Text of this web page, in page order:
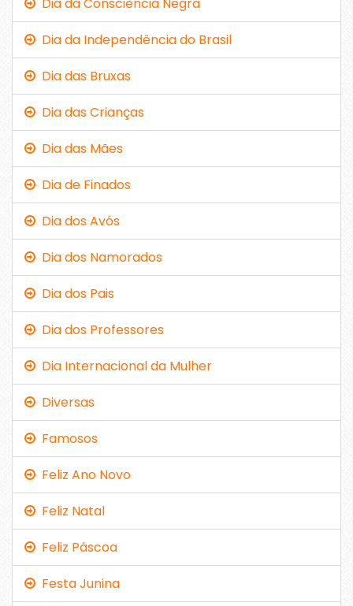
Dia da Consciência Negra
Dia da Independência do Brasil
Dia das Bruxas
Dia das Crianças
Dia das Mães
Dia de Finados
Dia dos Avós
Dia dos Namorados
Dia dos Pais
Dia dos Professores
Dia Internacional da Mulher
Diversas
Famosos
Feliz Ano Novo
Feliz Natal
Feliz Páscoa
Festa Junina